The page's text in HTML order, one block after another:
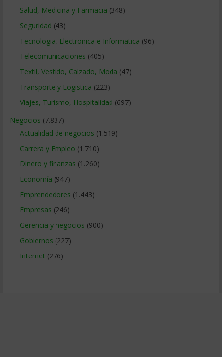
Salud, Medicina y Farmacia (348)
Seguridad (43)
Tecnologia, Electronica e Informatica (96)
Telecomunicaciones (405)
Textil, Vestido, Calzado, Moda (47)
Transporte y Logistica (223)
Viajes, Turismo, Hospitalidad (697)
Negocios (7.837)
Actualidad de negocios (1.519)
Carrera y Empleo (1.710)
Dinero y finanzas (1.260)
Economía (947)
Emprendedores (1.443)
Empresas (246)
Gerencia y negocios (900)
Gobiernos (227)
Internet (276)